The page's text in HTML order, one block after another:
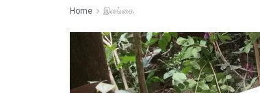
Home இலங்கை